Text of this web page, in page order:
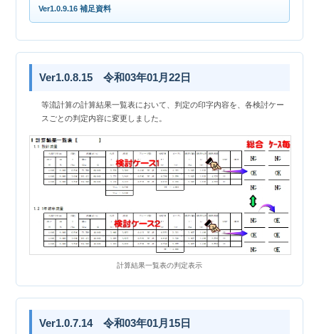
Ver1.0.9.16 補足資料
Ver1.0.8.15 令和03年01月22日
等流計算の計算結果一覧表において、判定の印字内容を、各検討ケー
スごとの判定内容に変更しました。
計算結果一覧表の判定表示
Ver1.0.7.14 令和03年01月15日